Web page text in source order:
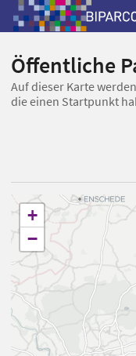
Öffentliche
Auf dieser Karte
die einen Startpunkt
+
−